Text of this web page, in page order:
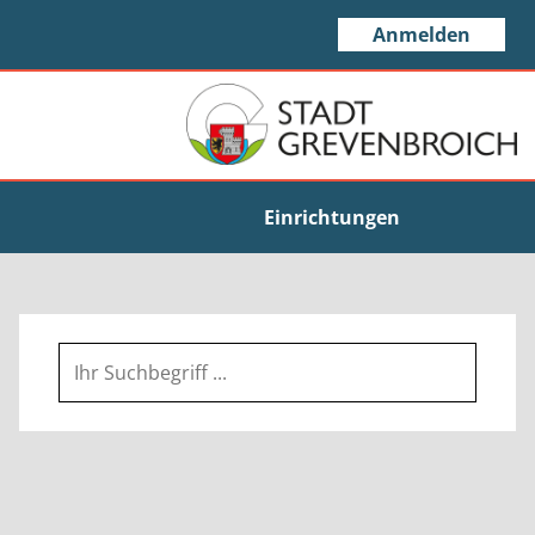
Anmelden
Einrichtungen
Suche